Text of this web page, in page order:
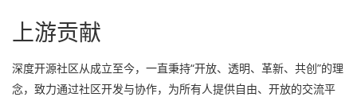
上游贡献
深度开源社区从成立至今，一直秉持“开放、透明、革新、共创”的理
念，致力通过社区开发与协作，为所有人提供自由、开放的交流平